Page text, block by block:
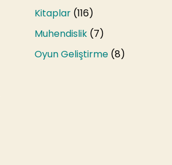
Kitaplar (116)
Muhendislik (7)
Oyun Geliştirme (8)